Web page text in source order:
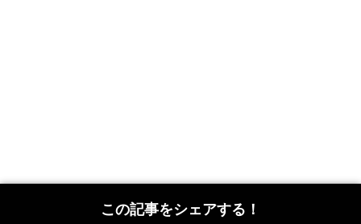
この記事をシェアする！